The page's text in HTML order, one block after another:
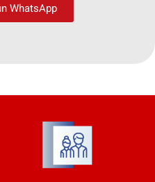
WhatsApp